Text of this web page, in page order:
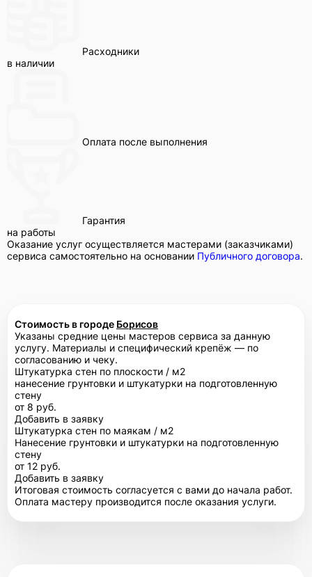
Расходники
в наличии
Оплата после выполнения
Гарантия
на работы
Оказание услуг осуществляется мастерами (заказчиками)
сервиса самостоятельно на основании Публичного договора.
Стоимость в городе Борисов
Указаны средние цены мастеров сервиса за данную
услугу. Материалы и специфический крепёж — по
согласованию и чеку.
Штукатурка стен по плоскости / м2
нанесение грунтовки и штукатурки на подготовленную
стену
от 8 руб.
Добавить в заявку
Штукатурка стен по маякам / м2
Нанесение грунтовки и штукатурки на подготовленную
стену
от 12 руб.
Добавить в заявку
Итоговая стоимость согласуется с вами до начала работ.
Оплата мастеру производится после оказания услуги.